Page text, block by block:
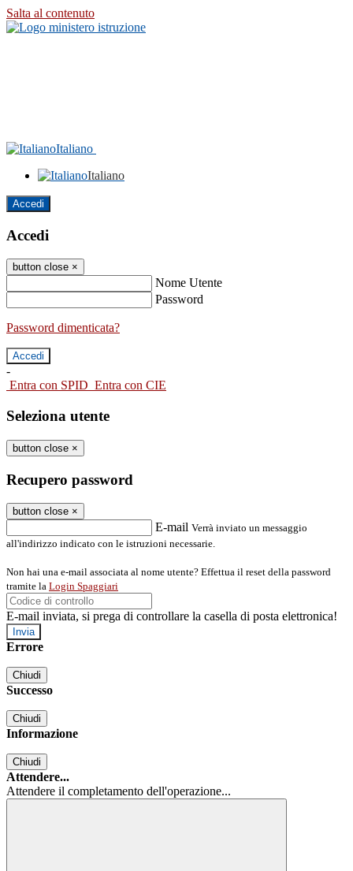
Salta al contenuto
Italiano
Italiano
Accedi
Accedi
button close ×
Nome Utente
Password
Password dimenticata?
-
Entra con SPID Entra con CIE
Seleziona utente
button close ×
Recupero password
button close ×
E-mail Verrà inviato un messaggio
all'indirizzo indicato con le istruzioni necessarie.
Non hai una e-mail associata al nome utente? Effettua il reset della password
tramite la Login Spaggiari
E-mail inviata, si prega di controllare la casella di posta elettronica!
Errore
Chiudi
Successo
Chiudi
Informazione
Chiudi
Attendere...
Attendere il completamento dell'operazione...